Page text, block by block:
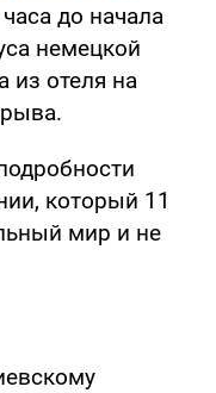
до начала
немецкой
из отеля на
который 11
мир и не